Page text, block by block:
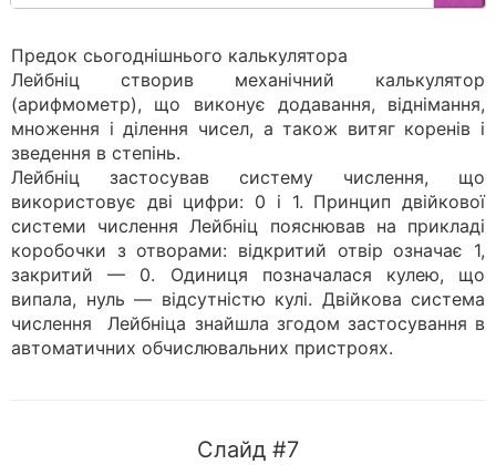
Предок сьогоднішнього калькулятора
Лейбніц створив механічний калькулятор
(арифмометр), що виконує додавання, віднімання,
множення і ділення чисел, а також витяг коренів і
зведення в степінь.
Лейбніц застосував систему числення, що
використовує дві цифри: 0 і 1. Принцип двійкової
системи числення Лейбніц пояснював на прикладі
коробочки з отворами: відкритий отвір означає 1,
закритий — 0. Одиниця позначалася кулею, що
випала, нуль — відсутністю кулі. Двійкова система
числення Лейбніца знайшла згодом застосування в
автоматичних обчислювальних пристроях.
Слайд #7